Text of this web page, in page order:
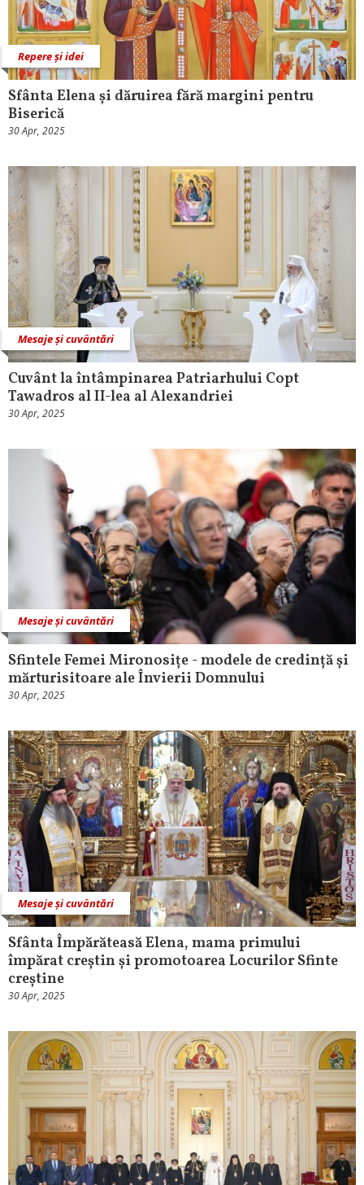
Repere și idei
Sfânta Elena și dăruirea fără margini pentru
Biserică
30 Apr, 2025
Mesaje și cuvântări
Cuvânt la întâmpinarea Patriarhului Copt
Tawadros al II-lea al Alexandriei
30 Apr, 2025
Mesaje și cuvântări
Sfintele Femei Mironosițe - modele de credință și
mărturisitoare ale Învierii Domnului
30 Apr, 2025
Mesaje și cuvântări
Sfânta Împărăteasă Elena, mama primului
împărat creștin și promotoarea Locurilor Sfinte
creștine
30 Apr, 2025